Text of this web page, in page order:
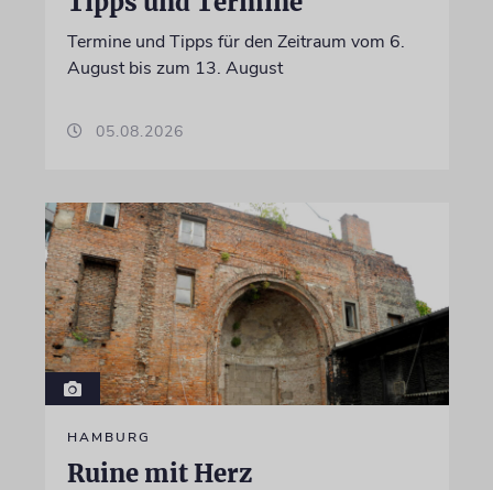
Termine und Tipps für den Zeitraum vom 6.
August bis zum 13. August
05.08.2026
HAMBURG
Ruine mit Herz